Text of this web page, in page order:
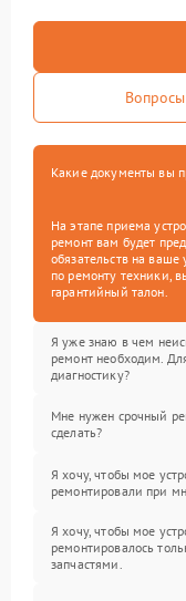
Какие документы вы
На этапе приема
ремонт вам будет
обязательств на ваше
по ремонту техники,
гарантийный талон.
Я уже знаю в чем
ремонт необходим.
диагностику?
Мне нужен срочный
сделать?
Я хочу, чтобы мое
ремонтировали при
Я хочу, чтобы мое
ремонтировалось
запчастями.